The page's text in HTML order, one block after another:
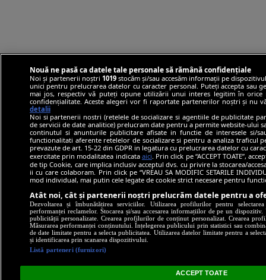
Nouă ne pasă ca datele tale personale să rămână confidențiale
Noi și partenerii noștri 1019stocăm și/sau accesăm informații pe
unici pentru prelucrarea datelor cu caracter personal. Puteți accepta sau
mai jos, respectiv vă puteți opune utilizării unui interes legitim în
confidențialitate. Aceste alegeri vor fi raportate partenerilor noștri și nu
detalii
Noi si partenerii nostri (retelele de socializare si agentiile de publicitate
de servicii de date analitice) prelucram date pentru a permite website-ului
continutul si anunturile publicitare afisate in functie de interesele si/
functionalitati aferente retelelor de socializare si pentru a analiza traficul
prevazute de art. 15-22 din GDPR in legatura cu prelucrarea datelor cu
exercitate prin modalitatea indicata aici . Prin click pe “ACCEPT TOATE”,
de tip Cookie, care implica inclusiv acceptul dvs. cu privire la stocarea/
ii cu care colaboram. Prin click pe “VREAU SA MODIFIC SETARILE
mod individual, mai putin cele legate de cookie strict necesare pentru
Atât noi, cât și partenerii noștri prelucrăm datele pentru a
Dezvoltarea și îmbunătățirea serviciilor. Utilizarea profilurilor pentru
performanței reclamelor. Stocarea și/sau accesarea informațiilor de pe un
publicității personalizate. Crearea profilurilor de conținut personalizat. Crearea
Măsurarea performanței conținutului. Înțelegerea publicului prin statistici sau
de date limitate pentru a selecta publicitatea. Utilizarea datelor limitate pentru a
și identificarea prin scanarea dispozitivului.
Listă parteneri (furnizori)
ACCEPT TOATE